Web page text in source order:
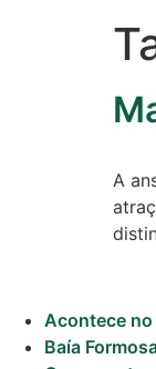
Comércio
Negócios
Política
Litoral Sul
A
Acontece no
Baía